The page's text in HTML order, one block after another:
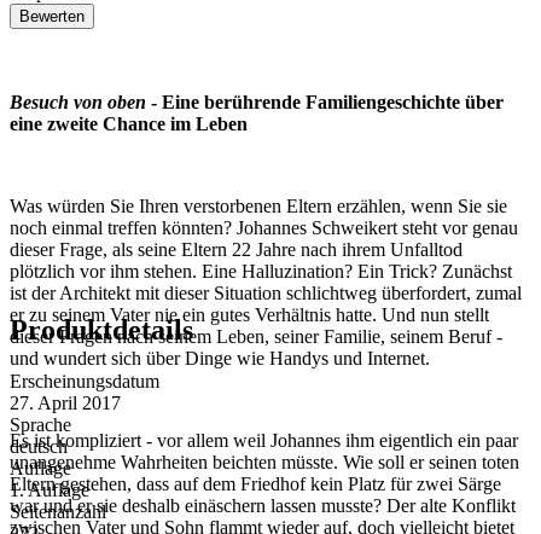
Bewerten
Besuch von oben - Eine berührende Familiengeschichte über
eine zweite Chance im Leben
Was würden Sie Ihren verstorbenen Eltern erzählen, wenn Sie sie
noch einmal treffen könnten? Johannes Schweikert steht vor genau
dieser Frage, als seine Eltern 22 Jahre nach ihrem Unfalltod
plötzlich vor ihm stehen. Eine Halluzination? Ein Trick? Zunächst
ist der Architekt mit dieser Situation schlichtweg überfordert, zumal
er zu seinem Vater nie ein gutes Verhältnis hatte. Und nun stellt
dieser Fragen nach seinem Leben, seiner Familie, seinem Beruf -
und wundert sich über Dinge wie Handys und Internet.
Es ist kompliziert - vor allem weil Johannes ihm eigentlich ein paar
unangenehme Wahrheiten beichten müsste. Wie soll er seinen toten
Eltern gestehen, dass auf dem Friedhof kein Platz für zwei Särge
war und er sie deshalb einäschern lassen musste? Der alte Konflikt
zwischen Vater und Sohn flammt wieder auf, doch vielleicht bietet
Produktdetails
Erscheinungsdatum
27. April 2017
Sprache
deutsch
Auflage
1. Auflage
Seitenanzahl